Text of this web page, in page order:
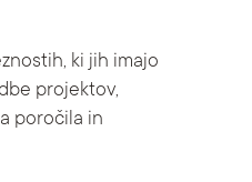
ki jih imajo
projektov,
poročila in